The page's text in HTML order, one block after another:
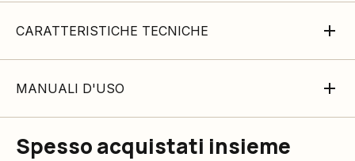
CARATTERISTICHE TECNICHE
MANUALI D'USO
Spesso acquistati insieme